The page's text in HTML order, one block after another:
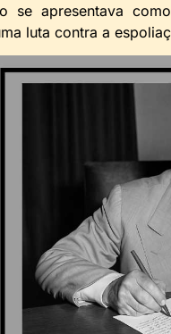
se apresentava
luta contra a